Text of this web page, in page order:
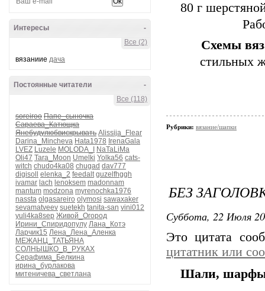
-
Интересы
Все (2)
вязаниие дача
-
Постоянные читатели
Все (118)
soreiroo Папе_сыночка
Сараева_Катющка
Янебудулюбвискрывать Alissija_Flear
Darina_Mincheva Hata1978 IrenaGala
LVEZ Luzele MOLODA_I
NaTaLiMa
Oli47 Tara_Moon Umelki Yolka56 cats-
witch chudo4ka08 chugad dav777
digisoll
elenka_2 feedalt guzelfhggh
ivamar lach lenoksem madonnam
mantum modzona myrenochka1976
nassta olgasareiro olymosi sawaxaker
sevamatveev suetekh tanita-san vini012
yuli4ka8sep Живой_Огород
Ирини_Спиридопулу Лана_Котэ
Ларчик15 Лена_Лена_Аленка
МЕЖАНЦ_ТАТЬЯНА
СОЛНЫШКО_В_РУКАХ
Серафима_Белкина
ирина_бурлакова
митеничева_светлана
80 г
Схемы
стильных
Рубрики: вязание/шапки
БЕЗ
Суббота, 22 Июля
Это цитата
цитатник или
Шали,